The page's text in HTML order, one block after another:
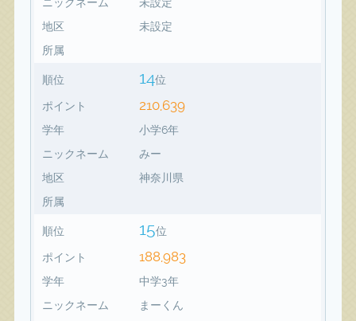
地区
未設定
所属
順位 14位
ポイント 210,639
学年
小学6年
ニックネーム
みー
地区
神奈川県
所属
順位 15位
ポイント 188,983
学年
中学3年
ニックネーム
まーくん